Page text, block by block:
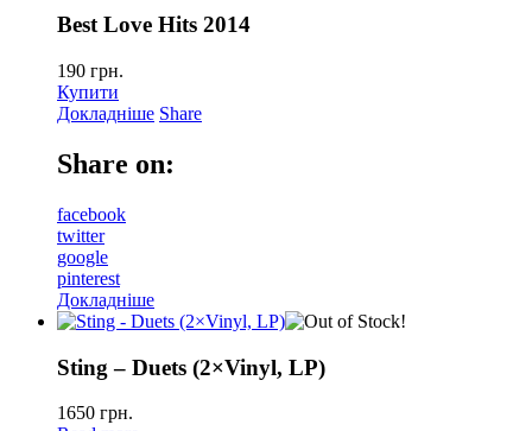
Best Love Hits 2014
190 грн.
Купити
Докладніше Share
Share on:
facebook
twitter
google
pinterest
Докладніше
Sting – Duets (2×Vinyl, LP)
1650 грн.